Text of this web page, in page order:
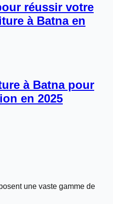
réussir votre
à Batna en
à Batna pour
en 2025
une vaste gamme de